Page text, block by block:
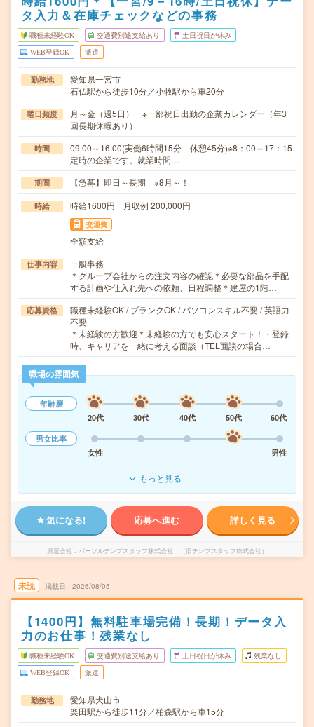
タ入力＆在庫チェックなどの事務
職種未経験OK 交通費別途支給あり 土日祝日が休み
WEB登録OK 派遣
勤務地
愛知県一宮市
石仏駅から徒歩10分／小牧駅から車20分
曜日頻度
月～金（週5日） ※一部祝日出勤の企業カレンダー（年3
回長期休暇あり）
時間
09:00～16:00(実働6時間15分 休憩45分)※8：00～17：15
定時の企業です。就業時間…
期間 【急募】即日～長期 ※8月～！
時給 時給1600円 月収例 200,000円
交通費
全額支給
仕事内容
一般事務
＊グループ会社からの注文内容の確認＊必要な部品を手配
する計画や仕入れ先への依頼、日程調整＊建屋の1階…
応募資格
職種未経験OK / ブランクOK / パソコンスキル不要 / 英語力
不要
＊未経験の方歓迎＊未経験の方でも安心スタート！・登録
時、キャリアを一緒に考える面談（TEL面談の場合…
職場の雰囲気
年齢層
20代
30代 40代 50代
60代
男女比率
女性
男性
もっと見る
気になる! 応募へ進む 詳しく見る
派遣会社 パーソルテンプスタッフ株式会社 （旧テンプスタッフ株式会社）
未読 掲載日 2026/08/05
【1400円】無料駐車場完備！長期！データ入
力のお仕事！残業なし
職種未経験OK 交通費別途支給あり 土日祝日が休み 残業なし
WEB登録OK 派遣
勤務地
愛知県犬山市
楽田駅から徒歩11分／柏森駅から車15分